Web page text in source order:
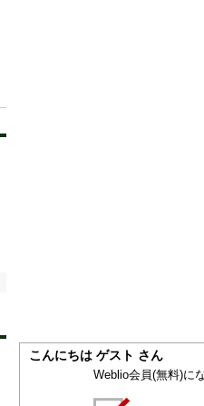
こんにちは ゲスト さん
Weblio会員(無料)に